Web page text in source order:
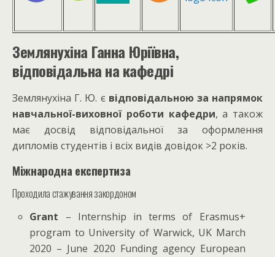
Землянухіна Ганна Юріївна,
відповідальна на кафедрі
Землянухіна Г. Ю. є відповідальною за напрямок
навчальної-виховної роботи кафедри, а також
має досвід відповідальної за оформлення
дипломів студентів і всіх видів довідок >2 років.
Міжнародна експертиза
Проходила стажування закордоном
Grant – Internship in terms of Erasmus+
program to University of Warwick, UK March
2020 – June 2020 Funding agency European